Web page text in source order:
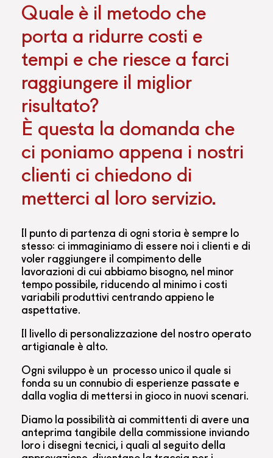
Quale è il metodo che
porta a ridurre costi e
tempi e che riesce a farci
raggiungere il miglior
risultato?
È questa la domanda che
ci poniamo appena i nostri
clienti ci chiedono di
metterci al loro servizio.
Il punto di partenza di ogni storia è sempre lo
stesso: ci immaginiamo di essere noi i clienti e di
voler raggiungere il compimento delle
lavorazioni di cui abbiamo bisogno, nel minor
tempo possibile, riducendo al minimo i costi
variabili produttivi centrando appieno le
aspettative.
Il livello di personalizzazione del nostro operato
artigianale è alto.
Ogni sviluppo è un processo unico il quale si
fonda su un connubio di esperienze passate e
dalla voglia di mettersi in gioco in nuovi scenari.
Diamo la possibilità ai committenti di avere una
anteprima tangibile della commissione inviando
loro i disegni tecnici, i quali al seguito della